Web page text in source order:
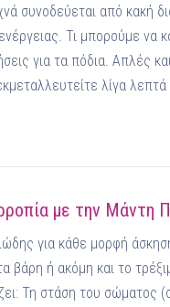
συνοδεύεται από κακή
Τι μπορούμε να
για τα πόδια. Απλές
λίγα λεπτά
με την Μάντη
για κάθε μορφή
βάρη ή ακόμη και το
Τη στάση του σώματος